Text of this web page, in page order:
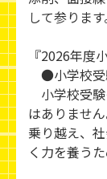
して参ります
『2026年度
●小学校受
小学校受
はありませ
乗り越え、
く力を養う